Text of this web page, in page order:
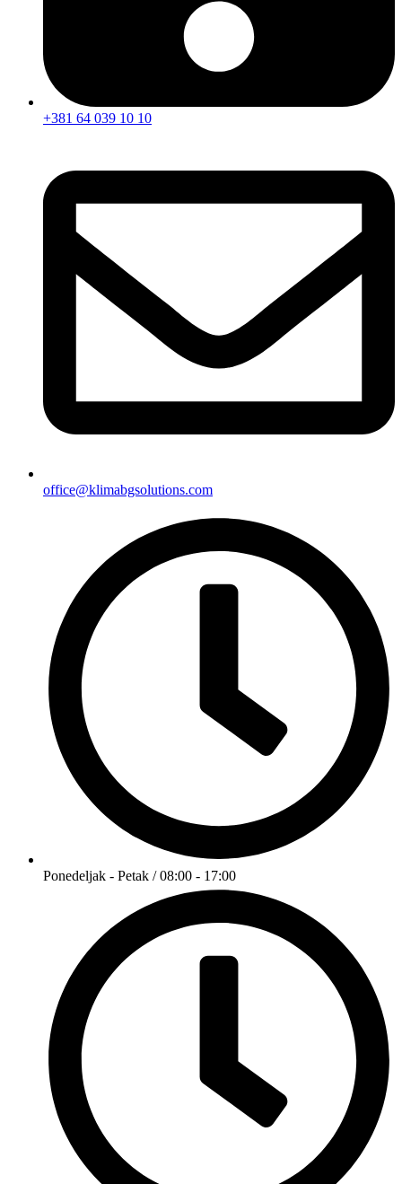
+381 64 039 10 10
office@klimabgsolutions.com
Ponedeljak - Petak / 08:00 - 17:00